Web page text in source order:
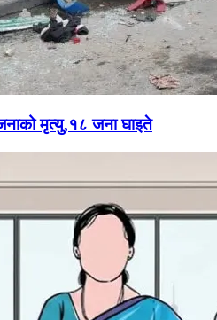
जनाको मृत्यु,१८ जना घाइते